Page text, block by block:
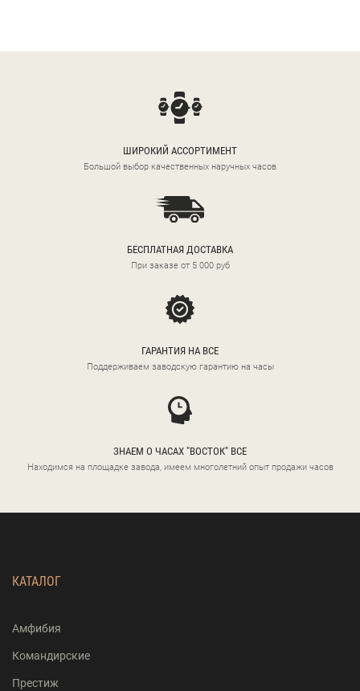
ШИРОКИЙ АССОРТИМЕНТ
Большой выбор качественных наручных часов
БЕСПЛАТНАЯ ДОСТАВКА
При заказе от 5 000 руб
ГАРАНТИЯ НА ВСЕ
Поддерживаем заводскую гарантию на часы
ЗНАЕМ О ЧАСАХ "ВОСТОК" ВСЕ
Находимся на площадке завода, имеем многолетний опыт продажи часов
КАТАЛОГ
Амфибия
Командирские
Престиж